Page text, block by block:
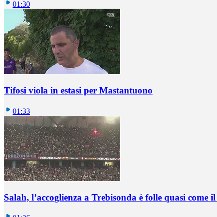
01:30
Tifosi viola in estasi per Mastantuono
01:33
Salah, l’accoglienza a Trebisonda è folle quasi come